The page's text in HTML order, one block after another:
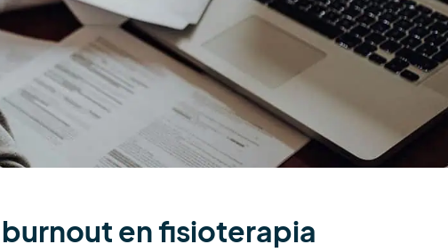
en fisioterapia